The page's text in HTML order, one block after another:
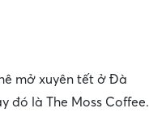
mở xuyên tết ở Đà
đó là The Moss Coffee.